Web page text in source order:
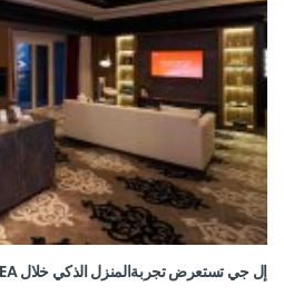
إل جي تستعرض تجربةالمنزل الذكي خلال LG InnoFest 2026 MEA